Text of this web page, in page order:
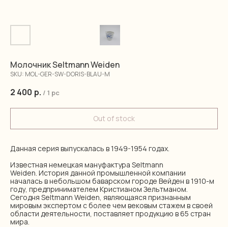
Молочник Seltmann Weiden
SKU: MOL-GER-SW-DORIS-BLAU-M
2 400 р. / 1 pc
Out of stock
Данная серия выпускалась в 1949-1954 годах.
Известная немецкая мануфактура Seltmann
Weiden. История данной промышленной компании
началась в небольшом баварском городе Вейден в 1910-м
году, предпринимателем Кристианом Зельтманом.
Сегодня Seltmann Weiden, являющаяся признанным
мировым экспертом с более чем вековым стажем в своей
области деятельности, поставляет продукцию в 65 стран
мира.